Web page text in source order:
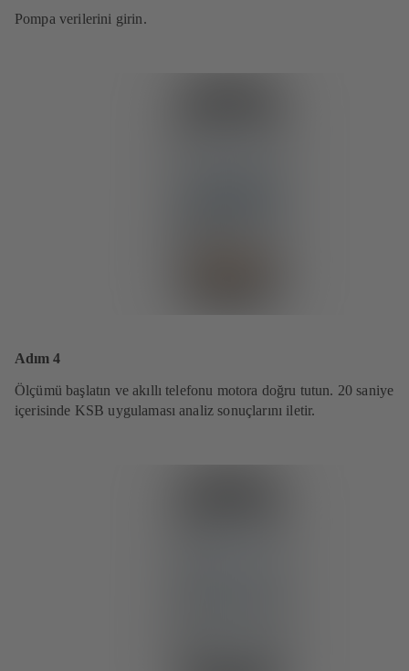
Pompa verilerini girin.
Adım 4
Ölçümü başlatın ve akıllı telefonu motora doğru tutun. 20 saniye
içerisinde KSB uygulaması analiz sonuçlarını iletir.